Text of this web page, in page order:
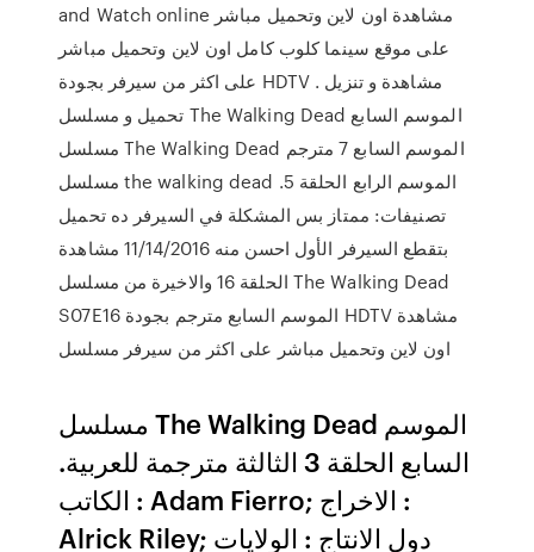
and Watch online مشاهدة اون لاين وتحميل مباشر
على موقع سينما كلوب كامل اون لاين وتحميل مباشر
على اكثر من سيرفر بجودة HDTV مشاهدة و تنزيل .
تحميل و مسلسل The Walking Dead الموسم السابع
مسلسل The Walking Dead الموسم السابع 7 مترجم
مسلسل the walking dead الموسم الرابع الحلقة 5.
تصنيفات: ممتاز بس المشكلة في السيرفر ده تحميل
بتقطع السيرفر الأول احسن منه 11/14/2016 مشاهدة
الحلقة 16 والاخيرة من مسلسل The Walking Dead
S07E16 الموسم السابع مترجم بجودة HDTV مشاهدة
اون لاين وتحميل مباشر على اكثر من سيرفر مسلسل
مسلسل The Walking Dead الموسم
السابع الحلقة 3 الثالثة مترجمة للعربية.
الكاتب : Adam Fierro; الاخراج :
Alrick Riley; دول الانتاج : الولايات